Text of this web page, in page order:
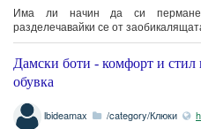
Има ли начин да си
разделечавайки се от
Дамски боти - комфорт и стил
обувка
lbideamax /category/Клюки